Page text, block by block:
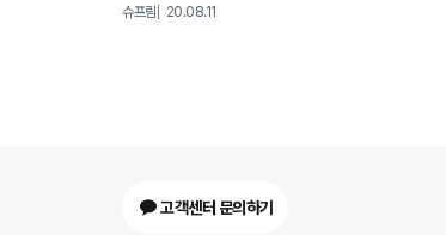
카쇼에서 퍼왔습니다.
슈프림 20.08.11
고객센터 문의하기